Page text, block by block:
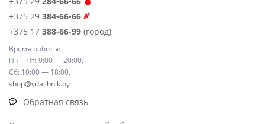
+375 29 384-66-66
+375 17 388-66-99 (город)
Время работы:
Пн – Пт: 9:00 — 20:00,
Сб: 10:00 — 18:00,
shop@ydachnik.by
Обратная связь